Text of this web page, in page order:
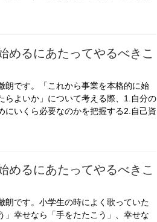
めるにあたってやるべきこ
朗です。「これから事業を本格的に始
らよいか」について考える際、1.自分の
にいくら必要なのかを把握する2.自己資
めるにあたってやるべきこ
朗です。小学生の時によく歌っていた
」幸せなら「手をたたこう」、幸せな